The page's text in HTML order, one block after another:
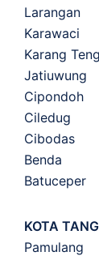
Larangan
Karawaci
Karang
Jatiuwung
Cipondoh
Ciledug
Cibodas
Benda
Batuceper
KOTA
Pamulang